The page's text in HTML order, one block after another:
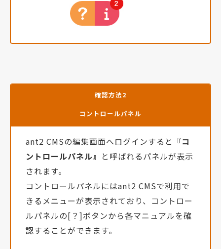
確認方法2
コントロールパネル
ant2 CMSの編集画面へログインすると 『コ
ントロールパネル』 と呼ばれるパネルが表示
されます。
コントロールパネルにはant2 CMSで利用で
きるメニューが表示されており、コントロー
ルパネルの[？]ボタンから各マニュアルを確
認することができます。